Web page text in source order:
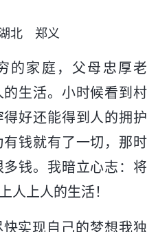
北 郑义
的家庭，父母忠厚老
生活。小时候看到村
好还能得到人的拥护
钱就有了一切，那时
钱。我暗立心志：将
人上人的生活！
实现自己的梦想我独